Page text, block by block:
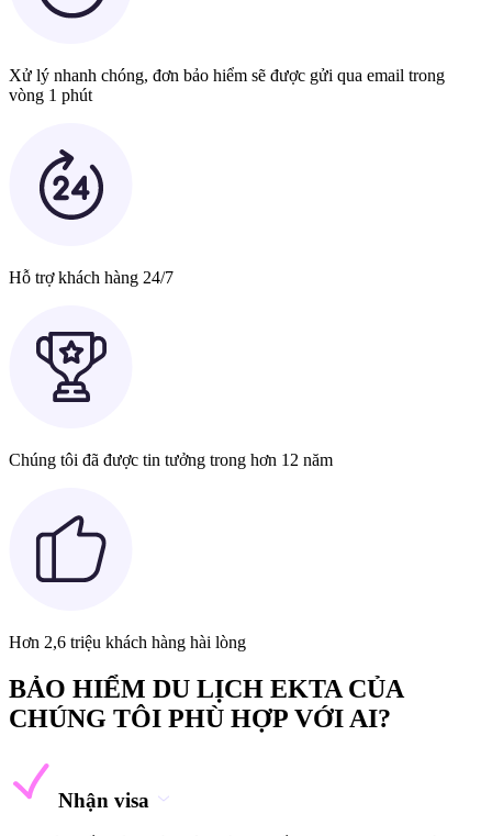
Xử lý nhanh chóng, đơn bảo hiểm sẽ được gửi qua email trong
vòng 1 phút
Hỗ trợ khách hàng 24/7
Chúng tôi đã được tin tưởng trong hơn 12 năm
Hơn 2,6 triệu khách hàng hài lòng
BẢO HIỂM DU LỊCH EKTA CỦA
CHÚNG TÔI PHÙ HỢP VỚI AI?
Nhận visa